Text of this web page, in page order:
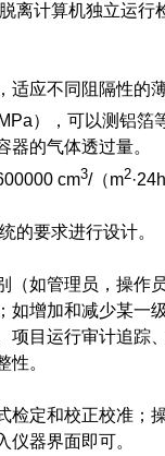
离计算机独立运行
应不同阻隔性的薄
），可以测铝箔
器的气体透过量。
cm3/（m2
的要求进行设计。
（如管理员，操作
增加和减少某一
项目运行审计追踪
性。
检定和校正校准；
器界面即可。